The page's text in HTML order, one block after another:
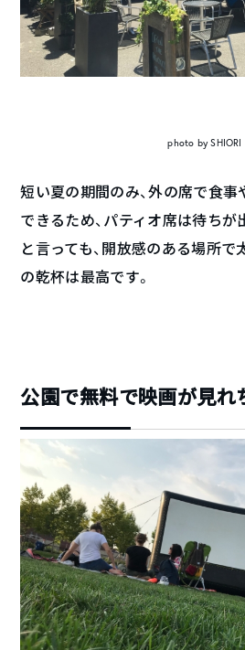
photo by SHIORI
短い夏の期間のみ、外の席で食
できるため、パティオ席は待ちが
と言っても、開放感のある場所
の乾杯は最高です。
公園で無料で映画が見れ